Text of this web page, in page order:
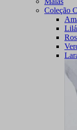
Coleção